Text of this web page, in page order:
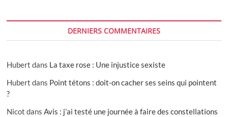
DERNIERS COMMENTAIRES
Hubert dans La taxe rose : Une injustice sexiste
Hubert dans Point tétons : doit-on cacher ses seins qui pointent
?
Nicot dansAvis : j’ai testé une journée à faire des constellations